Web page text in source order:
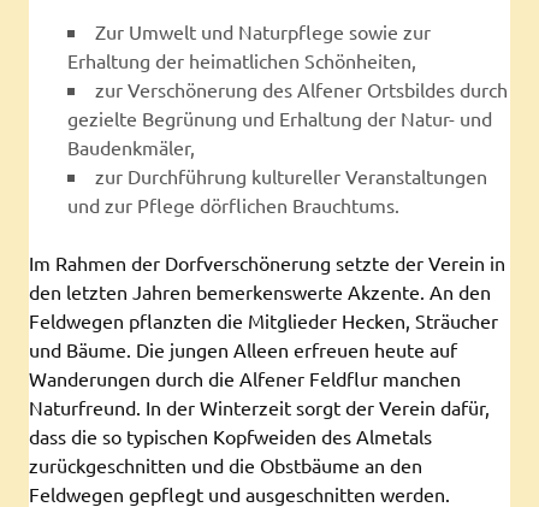
Zur Umwelt und Naturpflege sowie zur
Erhaltung der heimatlichen Schönheiten,
zur Verschönerung des Alfener Ortsbildes durch
gezielte Begrünung und Erhaltung der Natur- und
Baudenkmäler,
zur Durchführung kultureller Veranstaltungen
und zur Pflege dörflichen Brauchtums.
Im Rahmen der Dorfverschönerung setzte der Verein in
den letzten Jahren bemerkenswerte Akzente. An den
Feldwegen pflanzten die Mitglieder Hecken, Sträucher
und Bäume. Die jungen Alleen erfreuen heute auf
Wanderungen durch die Alfener Feldflur manchen
Naturfreund. In der Winterzeit sorgt der Verein dafür,
dass die so typischen Kopfweiden des Almetals
zurückgeschnitten und die Obstbäume an den
Feldwegen gepflegt und ausgeschnitten werden.